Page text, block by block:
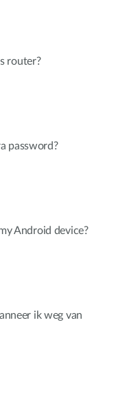
router?
password?
Android device?
ik weg van